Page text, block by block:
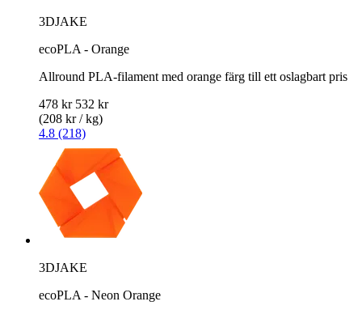
3DJAKE
ecoPLA - Orange
Allround PLA-filament med orange färg till ett oslagbart pris
478 kr 532 kr
(208 kr / kg)
4.8 (218)
3DJAKE
ecoPLA - Neon Orange